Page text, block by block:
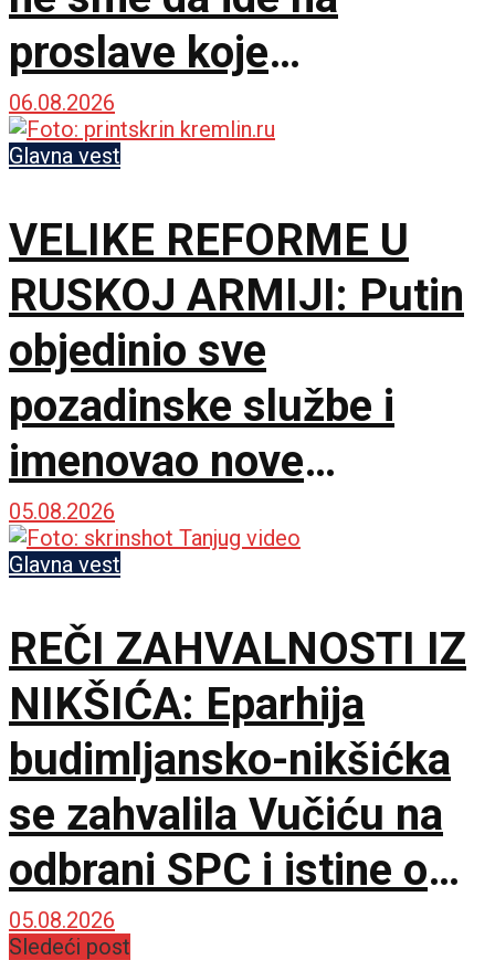
proslave koje
vaskrsavaju bol i
stradanje Srba
06.08.2026
Glavna vest
VELIKE REFORME U
RUSKOJ ARMIJI: Putin
objedinio sve
pozadinske službe i
imenovao nove
komandante na frontu!
05.08.2026
Glavna vest
REČI ZAHVALNOSTI IZ
NIKŠIĆA: Eparhija
budimljansko-nikšićka
se zahvalila Vučiću na
odbrani SPC i istine o
litijama
05.08.2026
Sledeći post